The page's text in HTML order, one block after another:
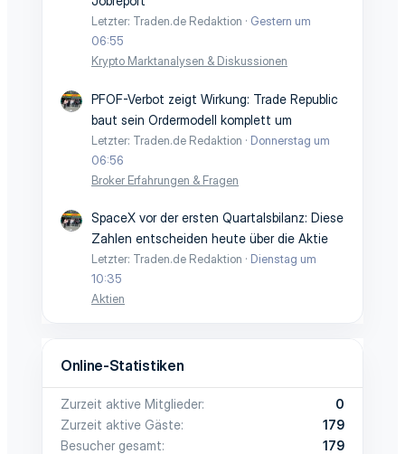
Letzter: Traden.de Redaktion
Gestern um
06:55
Krypto Marktanalysen & Diskussionen
PFOF-Verbot zeigt Wirkung: Trade Republic
baut sein Ordermodell komplett um
Letzter: Traden.de Redaktion
Donnerstag um
06:56
Broker Erfahrungen & Fragen
SpaceX vor der ersten Quartalsbilanz: Diese
Zahlen entscheiden heute über die Aktie
Letzter: Traden.de Redaktion
Dienstag um
10:35
Aktien
Online-Statistiken
Zurzeit aktive Mitglieder
0
Zurzeit aktive Gäste
179
Besucher gesamt
179